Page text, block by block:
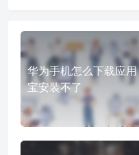
华为手机怎么下载应用
宝安装不了